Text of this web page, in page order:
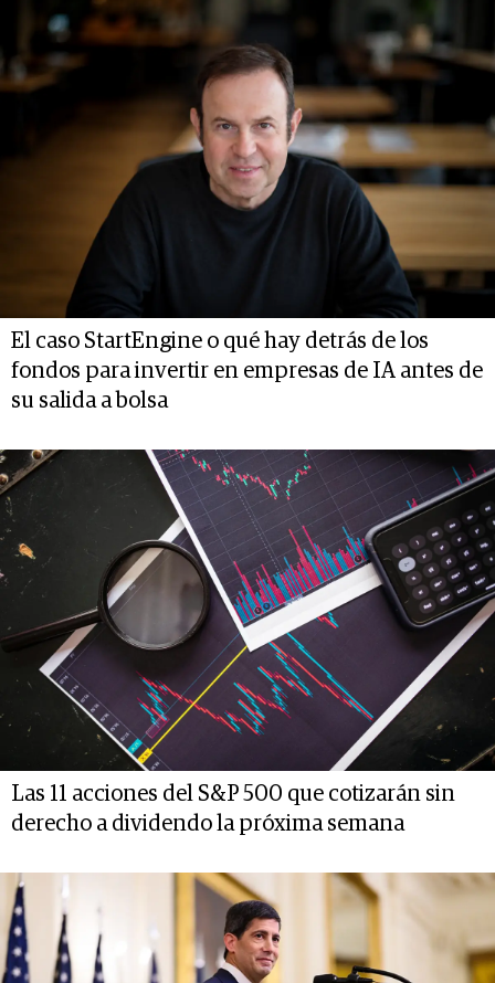
El caso StartEngine o qué hay detrás de los
fondos para invertir en empresas de IA antes de
su salida a bolsa
Las 11 acciones del S&P 500 que cotizarán sin
derecho a dividendo la próxima semana